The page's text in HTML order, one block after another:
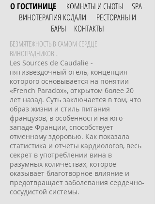
О ГОСТИНИЦЕ КОМНАТЫ И СЬЮТЫ
SPA -
ВИНОТЕРАПИЯ КОДАЛИ
РЕСТОРАНЫ И
БАРЫ
КОНТАКТЫ
БЕЗМЯТЕЖНОСТЬ В САМОМ СЕРДЦЕ
ВИНОГРАДНИКОВ...
Les Sources de Caudalie -
пятизвездочный отель, концепция
которого основывается на понятии
«French Paradox», открытом более 20
лет назад. Суть заключается в том, что
образ жизни и стиль питания
французов, в особенности на юго-
западе Франции, способствует
отменному здоровью. Как показала
статистика и отчеты кардиологов, весь
секрет в употреблении вина в
разумных количествах, которое
оказывает благотворное влияние и
предотвращает заболевания сердечно-
сосудистой системы.